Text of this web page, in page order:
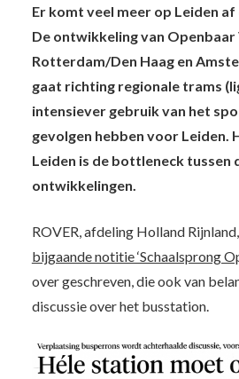
Er komt veel meer op Leiden
De ontwikkeling van Openbaar
Rotterdam/Den Haag en
gaat richting regionale trams
intensiever gebruik van het
gevolgen hebben voor Leiden.
Leiden is de bottleneck tussen
ontwikkelingen.
ROVER, afdeling Holland
bijgaande notitie ‘Schaalsprong
over geschreven, die ook van
discussie over het busstation.